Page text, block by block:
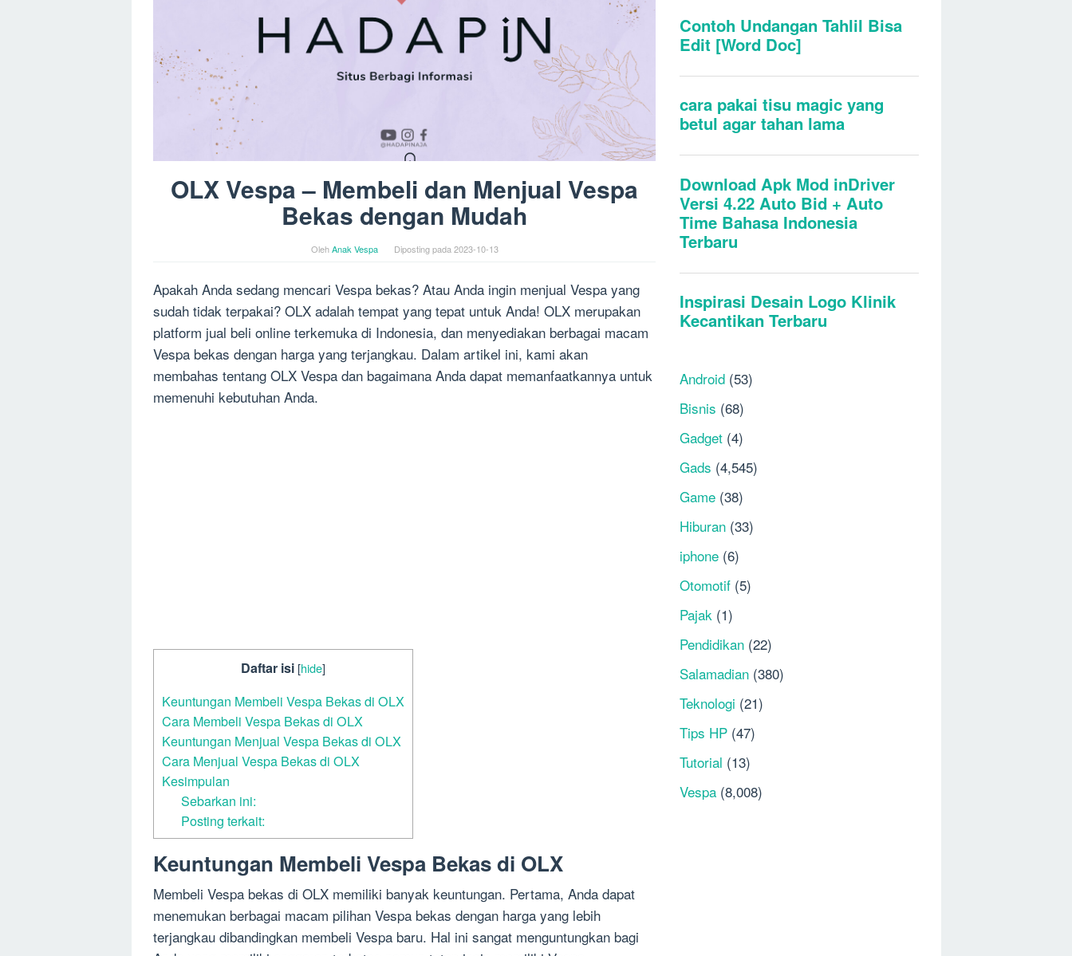
OLX Vespa – Membeli dan Menjual Vespa
Bekas dengan Mudah
OlehAnak Vespa Diposting pada2023-10-13
Apakah Anda sedang mencari Vespa bekas? Atau Anda ingin menjual Vespa yang
sudah tidak terpakai? OLX adalah tempat yang tepat untuk Anda! OLX merupakan
platform jual beli online terkemuka di Indonesia, dan menyediakan berbagai macam
Vespa bekas dengan harga yang terjangkau. Dalam artikel ini, kami akan
membahas tentang OLX Vespa dan bagaimana Anda dapat memanfaatkannya untuk
memenuhi kebutuhan Anda.
Daftar isi [hide]
Keuntungan Membeli Vespa Bekas di OLX
Cara Membeli Vespa Bekas di OLX
Keuntungan Menjual Vespa Bekas di OLX
Cara Menjual Vespa Bekas di OLX
Kesimpulan
Sebarkan ini:
Posting terkait:
Keuntungan Membeli Vespa Bekas di OLX
Membeli Vespa bekas di OLX memiliki banyak keuntungan. Pertama, Anda dapat
menemukan berbagai macam pilihan Vespa bekas dengan harga yang lebih
terjangkau dibandingkan membeli Vespa baru. Hal ini sangat menguntungkan bagi
Android (53)
Bisnis (68)
Gadget (4)
Gads (4,545)
Game (38)
Hiburan (33)
iphone (6)
Otomotif (5)
Pajak (1)
Pendidikan (22)
Salamadian (380)
Teknologi (21)
Tips HP (47)
Tutorial (13)
Vespa (8,008)